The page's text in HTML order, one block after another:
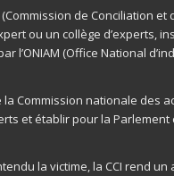
de Conciliation et
ou un collège d’experts,
l’ONIAM (Office National
Commission nationale des
et établir pour la
la victime, la CCI rend un